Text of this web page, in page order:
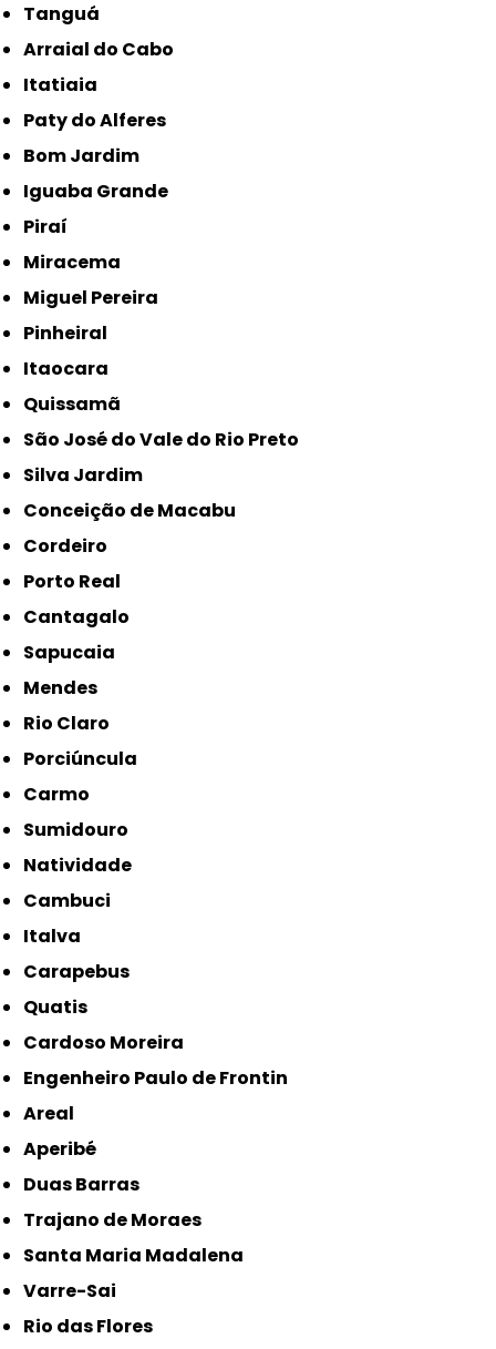
Tanguá
Arraial do Cabo
Itatiaia
Paty do Alferes
Bom Jardim
Iguaba Grande
Piraí
Miracema
Miguel Pereira
Pinheiral
Itaocara
Quissamã
São José do Vale do Rio Preto
Silva Jardim
Conceição de Macabu
Cordeiro
Porto Real
Cantagalo
Sapucaia
Mendes
Rio Claro
Porciúncula
Carmo
Sumidouro
Natividade
Cambuci
Italva
Carapebus
Quatis
Cardoso Moreira
Engenheiro Paulo de Frontin
Areal
Aperibé
Duas Barras
Trajano de Moraes
Santa Maria Madalena
Varre-Sai
Rio das Flores